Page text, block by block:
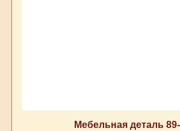
Мебельная деталь